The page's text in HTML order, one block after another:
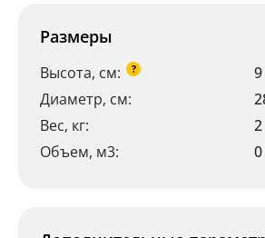
Размеры
Высота, см: ?
9
Диаметр, см:
Вес, кг:
2
Объем, м3:
0